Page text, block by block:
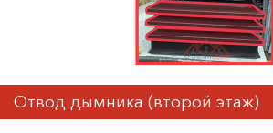
Отвод дымника (второй этаж)